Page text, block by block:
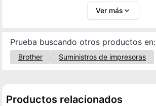
Ver más
Prueba buscando otros productos en:
Brother Suministros de impresoras
Productos relacionados